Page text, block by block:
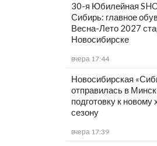
30-я Юбилейная
Сибирь: главное
Весна-Лето 2027
Новосибирске
вчера 17:44
Новосибирская
отправилась в
подготовку к новому
сезону
вчера 17:39